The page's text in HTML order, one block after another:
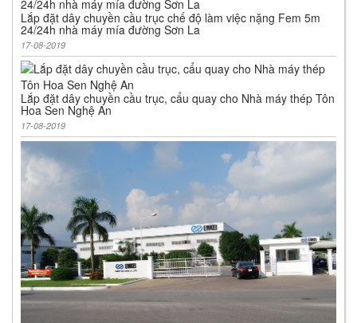
Lắp đặt dây chuyền cầu trục chế độ làm việc nặng Fem 5m
24/24h nhà máy mía đường Sơn La
17-08-2019
Lắp đặt dây chuyền cầu trục, cẩu quay cho Nhà máy thép Tôn
Hoa Sen Nghệ An
17-08-2019